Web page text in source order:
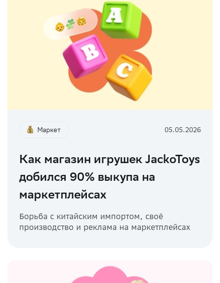
Маркет 05.05.2026
Как магазин игрушек JackoToys
добился 90% выкупа на
маркетплейсах
Борьба с китайским импортом, своё
производство и реклама на маркетплейсах